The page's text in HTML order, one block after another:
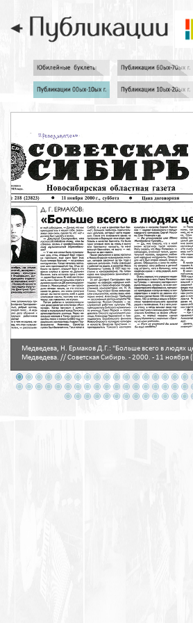
Медведева, Н. Ермаков Д.Г.: "Больше всего в людях
Медведева. // Советская Сибирь. - 2000. - 11 ноября